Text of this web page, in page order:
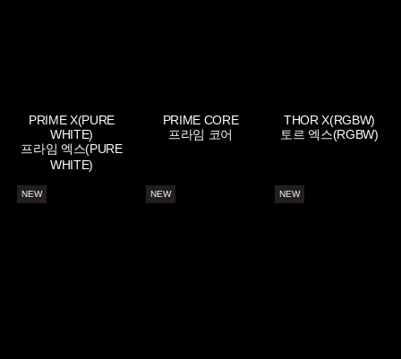
PRIME X(PURE
WHITE)
프라임 엑스(PURE
WHITE)
PRIME CORE
프라임 코어
THOR X(RGBW)
토르 엑스(RGBW)
NEW NEW NEW